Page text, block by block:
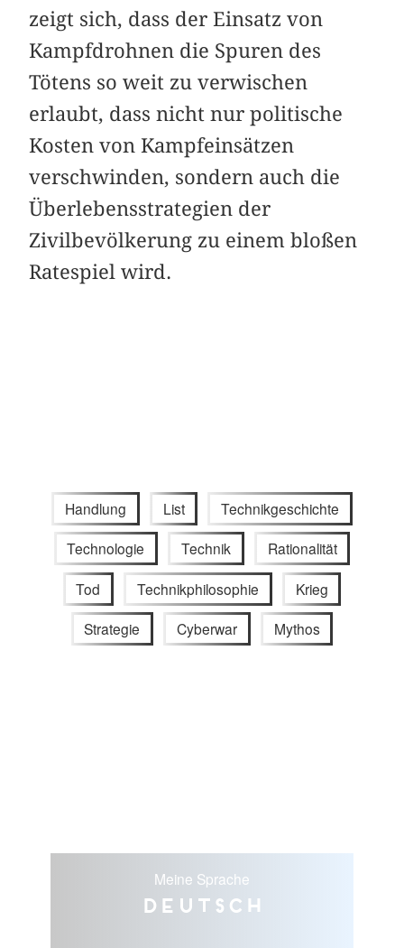
zeigt sich, dass der Einsatz von
Kampfdrohnen die Spuren des
Tötens so weit zu verwischen
erlaubt, dass nicht nur politische
Kosten von Kampfeinsätzen
verschwinden, sondern auch die
Überlebensstrategien der
Zivilbevölkerung zu einem bloßen
Ratespiel wird.
Handlung List Technikgeschichte
Technologie Technik Rationalität
Tod Technikphilosophie Krieg
Strategie Cyberwar Mythos
Meine Sprache
Deutsch